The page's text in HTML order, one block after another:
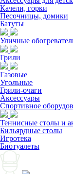
Качели, горки
Песочницы, домики
Батуты
Уличные
Грили
Газовые
Угольные
Грили-очаги
Аксессуары
Спортивное
Теннисные столы и
Бильярдные столы
Игротека
Биотуалеты